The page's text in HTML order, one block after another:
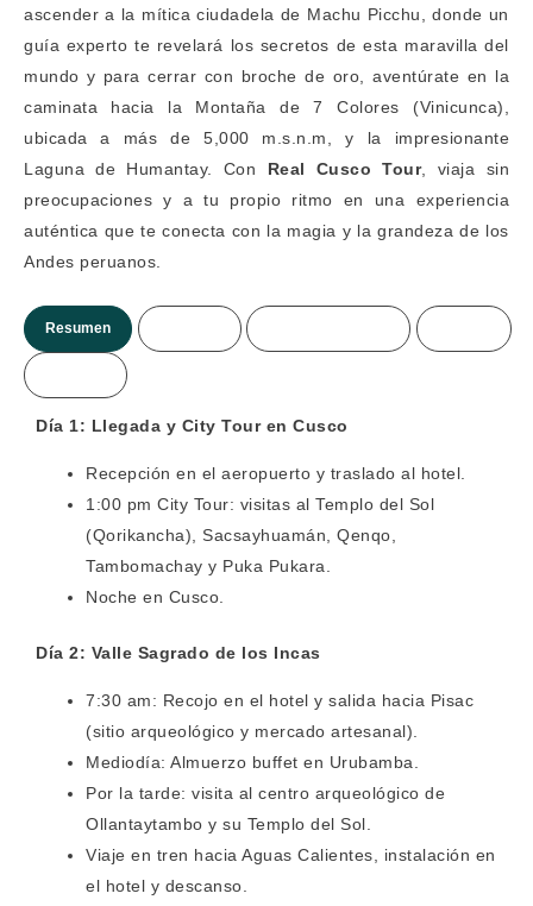
ascender a la mítica ciudadela de Machu Picchu, donde un
guía experto te revelará los secretos de esta maravilla del
mundo y para cerrar con broche de oro, aventúrate en la
caminata hacia la Montaña de 7 Colores (Vinicunca),
ubicada a más de 5,000 m.s.n.m, y la impresionante
Laguna de Humantay. Con Real Cusco Tour, viaja sin
preocupaciones y a tu propio ritmo en una experiencia
auténtica que te conecta con la magia y la grandeza de los
Andes peruanos.
Resumen
Día 1: Llegada y City Tour en Cusco
Recepción en el aeropuerto y traslado al hotel.
1:00 pm City Tour: visitas al Templo del Sol
(Qorikancha), Sacsayhuamán, Qenqo,
Tambomachay y Puka Pukara.
Noche en Cusco.
Día 2: Valle Sagrado de los Incas
7:30 am: Recojo en el hotel y salida hacia Pisac
(sitio arqueológico y mercado artesanal).
Mediodía: Almuerzo buffet en Urubamba.
Por la tarde: visita al centro arqueológico de
Ollantaytambo y su Templo del Sol.
Viaje en tren hacia Aguas Calientes, instalación en
el hotel y descanso.